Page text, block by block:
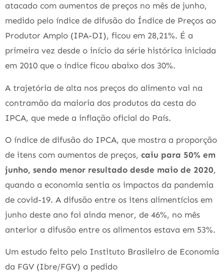
atacado com aumentos de preços no mês de junho,
medido pelo índice de difusão do Índice de Preços ao
Produtor Amplo (IPA-DI), ficou em 28,21%. É a
primeira vez desde o início da série histórica iniciada
em 2010 que o índice ficou abaixo dos 30%.
A trajetória de alta nos preços do alimento vai na
contramão da maioria dos produtos da cesta do
IPCA, que mede a inflação oficial do País.
O índice de difusão do IPCA, que mostra a proporção
de itens com aumentos de preços, caiu para 50% em
junho, sendo menor resultado desde maio de 2020,
quando a economia sentia os impactos da pandemia
de covid-19. A difusão entre os itens alimentícios em
junho deste ano foi ainda menor, de 46%, no mês
anterior a difusão entre os alimentos estava em 53%.
Um estudo feito pelo Instituto Brasileiro de Economia
da FGV (Ibre/FGV) a pedido